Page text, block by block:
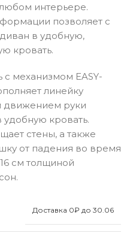
интерьере.
позволяет с
в удобную,
кровать.
с механизмом EASY-
линейку
движением руки
удобную кровать.
стены, а также
от падения во время
см толщиной
Доставка 0₽ до 30.06